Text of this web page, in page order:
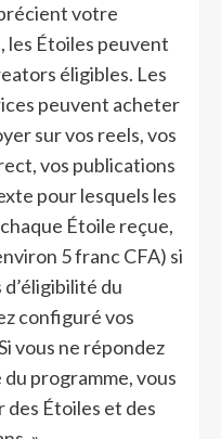
votre
les Étoiles peuvent
éligibles. Les
peuvent acheter
sur vos reels, vos
vos publications
pour lesquels les
Étoile reçue,
5 franc CFA) si
du
configuré vos
vous ne répondez
programme, vous
Étoiles et des